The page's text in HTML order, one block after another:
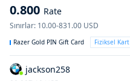
0.800 Rate
Sınırlar: 10.00-831.00 USD
Razer Gold PIN Gift Card Fiziksel Kart
jackson258